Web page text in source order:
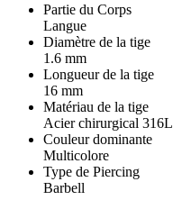
Partie du Corps
Langue
Diamètre de la tige
1.6 mm
Longueur de la tige
16 mm
Matériau de la tige
Acier chirurgical 316L
Couleur dominante
Multicolore
Type de Piercing
Barbell